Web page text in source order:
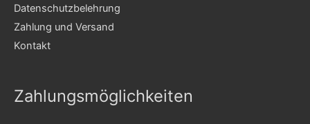
Datenschutzbelehrung
Zahlung und Versand
Kontakt
Zahlungsmöglichkeiten